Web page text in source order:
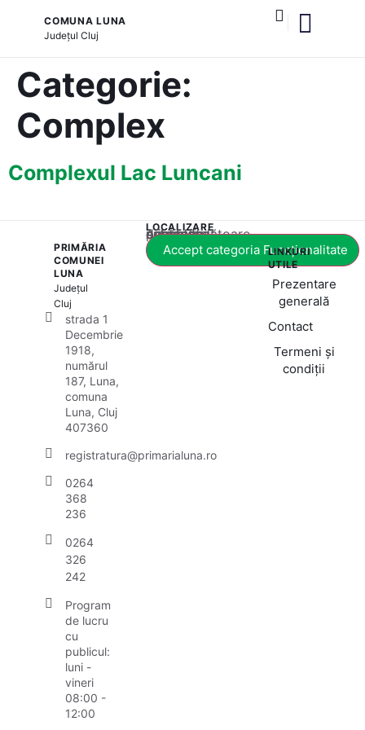
COMUNA LUNA
JudețulCluj
Categorie:
Complex
Complexul Lac Luncani
PRIMĂRIA
COMUNEI
LUNA
Județul
Cluj
strada 1
Decembrie
1918,
numărul
187, Luna,
comuna
Luna, Cluj
407360
registratura@primarialuna.ro
0264
368
236
0264
326
242
Program
de lucru
cu
publicul:
luni -
vineri
08:00 -
12:00
LOCALIZARE
Acest conținut este blocat până când acceptați categoria corespunzătoare de cookie-uri.
Accept categoria Funcționalitate
LINKURI
UTILE
Prezentare
generală
Contact
Termeni și
condiții